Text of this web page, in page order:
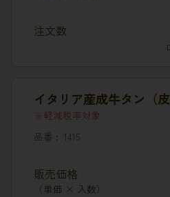
注文数
イタリア産成牛タン（
軽減税率対象
品番
1415
販売価格
（単価 × 入数）